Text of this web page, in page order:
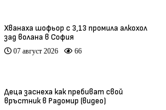
Хванаха шофьор с 3,13 промила алкохол
зад волана в София
07 август 2026 66
Деца заснеха как пребиват свой
връстник в Радомир (видео)